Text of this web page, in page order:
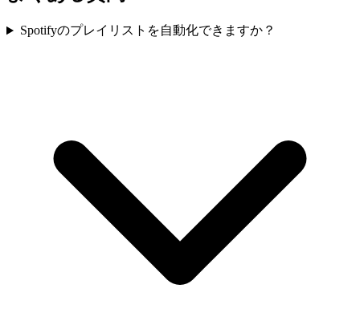
Spotifyのプレイリストを自動化できますか？